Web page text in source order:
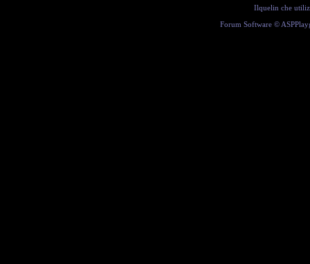
Ilquelin che
Forum Software ©